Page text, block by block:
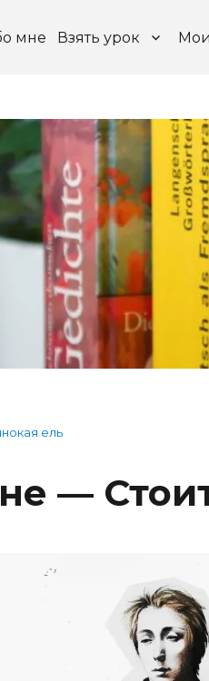
мне Взять урок
ель
—